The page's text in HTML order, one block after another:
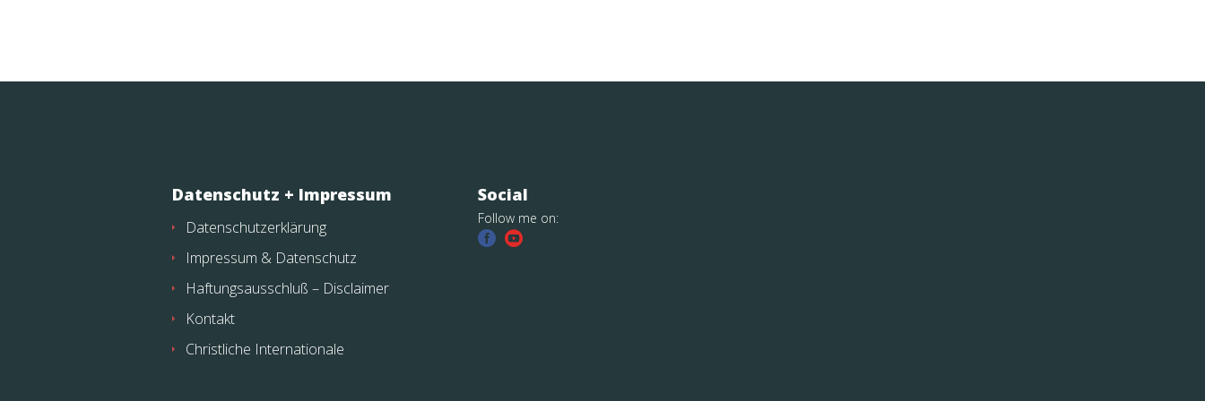
Datenschutz + Impressum
Datenschutzerklärung
Impressum & Datenschutz
Haftungsausschluß – Disclaimer
Kontakt
Christliche Internationale
Social
Follow me on: